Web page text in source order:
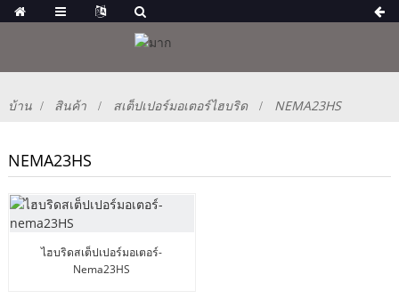
บ้าน สินค้า สเต็ปเปอร์มอเตอร์ไฮบริด NEMA23HS
NEMA23HS
ไฮบริดสเต็ปเปอร์มอเตอร์-
Nema23HS